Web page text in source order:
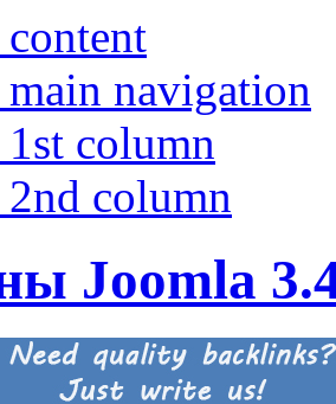
navigation
column
column
Joomla